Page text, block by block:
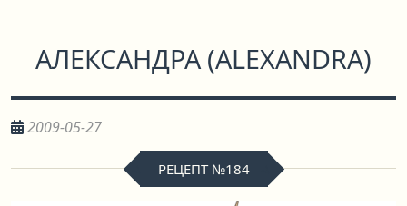
АЛЕКСАНДРА(ALEXANDRA)
2009-05-27
РЕЦЕПТ №184